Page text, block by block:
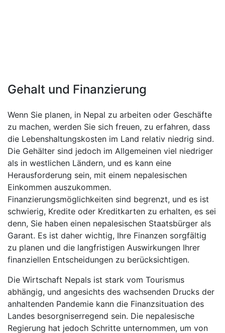
Gehalt und Finanzierung
Wenn Sie planen, in Nepal zu arbeiten oder Geschäfte
zu machen, werden Sie sich freuen, zu erfahren, dass
die Lebenshaltungskosten im Land relativ niedrig sind.
Die Gehälter sind jedoch im Allgemeinen viel niedriger
als in westlichen Ländern, und es kann eine
Herausforderung sein, mit einem nepalesischen
Einkommen auszukommen.
Finanzierungsmöglichkeiten sind begrenzt, und es ist
schwierig, Kredite oder Kreditkarten zu erhalten, es sei
denn, Sie haben einen nepalesischen Staatsbürger als
Garant. Es ist daher wichtig, Ihre Finanzen sorgfältig
zu planen und die langfristigen Auswirkungen Ihrer
finanziellen Entscheidungen zu berücksichtigen.
Die Wirtschaft Nepals ist stark vom Tourismus
abhängig, und angesichts des wachsenden Drucks der
anhaltenden Pandemie kann die Finanzsituation des
Landes besorgniserregend sein. Die nepalesische
Regierung hat jedoch Schritte unternommen, um von